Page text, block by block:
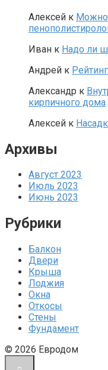
Алексей к Можно
Иван к Надо ли
Андрей к
Александр к
кирпичного дома
Алексей к
Архивы
Август 2023
Июль 2023
Июнь 2023
Рубрики
Балкон
Двери
Крыша
Лоджия
Окна
Откосы
Стены
Фундамент
© 2026 Евродом